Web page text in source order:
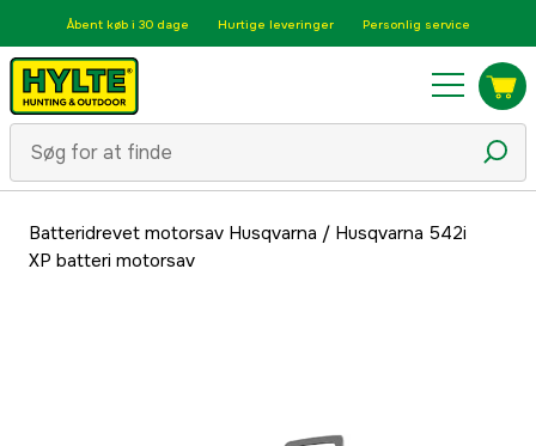
Åbent køb i 30 dage Hurtige leveringer Personlig service
Batteridrevet motorsav Husqvarna / Husqvarna 542i
XP batteri motorsav